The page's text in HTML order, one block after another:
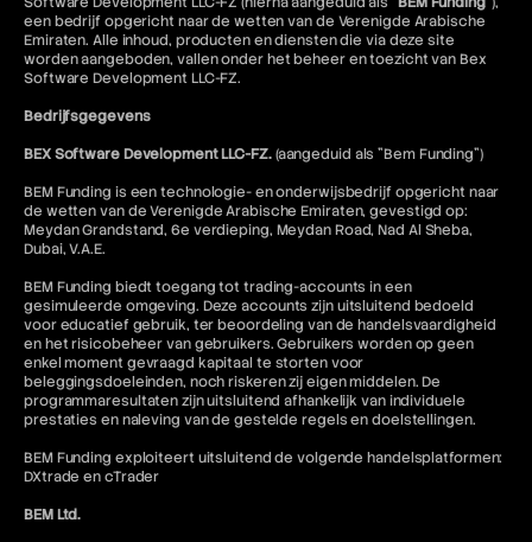
een bedrijf opgericht naar de wetten van de Verenigde Arabische
Emiraten. Alle inhoud, producten en diensten die via deze site
worden aangeboden, vallen onder het beheer en toezicht van Bex
Software Development LLC-FZ.
Bedrijfsgegevens
BEX Software Development LLC-FZ.(aangeduid als "Bem Funding")
BEM Funding is een technologie- en onderwijsbedrijf opgericht naar
de wetten van de Verenigde Arabische Emiraten, gevestigd op:
Meydan Grandstand, 6e verdieping, Meydan Road, Nad Al Sheba,
Dubai, V.A.E.
BEM Funding biedt toegang tot trading-accounts in een
gesimuleerde omgeving. Deze accounts zijn uitsluitend bedoeld
voor educatief gebruik, ter beoordeling van de handelsvaardigheid
en het risicobeheer van gebruikers. Gebruikers worden op geen
enkel moment gevraagd kapitaal te storten voor
beleggingsdoeleinden, noch riskeren zij eigen middelen. De
programmaresultaten zijn uitsluitend afhankelijk van individuele
prestaties en naleving van de gestelde regels en doelstellingen.
BEM Funding exploiteert uitsluitend de volgende handelsplatformen:
DXtrade en cTrader
BEM Ltd.